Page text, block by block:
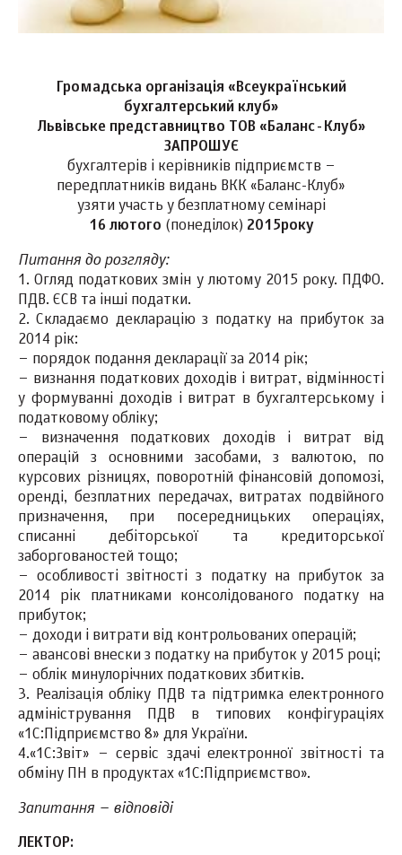
Громадська організація «Всеукраїнський
бухгалтерський клуб»
Львівське представництво ТОВ «Баланс-Клуб»
ЗАПРОШУЄ
бухгалтерів і керівників підприємств –
передплатників видань ВКК «Баланс-Клуб»
узяти участь у безплатному семінарі
16 лютого (понеділок) 2015року
Питання до розгляду:
1. Огляд податкових змін у лютому 2015 року. ПДФО.
ПДВ. ЄСВ та інші податки.
2. Складаємо декларацію з податку на прибуток за
2014 рік:
– порядок подання декларації за 2014 рік;
– визнання податкових доходів і витрат, відмінності
у формуванні доходів і витрат в бухгалтерському і
податковому обліку;
– визначення податкових доходів і витрат від
операцій з основними засобами, з валютою, по
курсових різницях, поворотній фінансовій допомозі,
оренді, безплатних передачах, витратах подвійного
призначення, при посередницьких операціях,
списанні дебіторської та кредиторської
заборгованостей тощо;
– особливості звітності з податку на прибуток за
2014 рік платниками консолідованого податку на
прибуток;
– доходи і витрати від контрольованих операцій;
– авансові внески з податку на прибуток у 2015 році;
– облік минулорічних податкових збитків.
3. Реалізація обліку ПДВ та підтримка електронного
адміністрування ПДВ в типових конфігураціях
«1С:Підприємство 8» для України.
4.«1С:Звіт» – сервіс здачі електронної звітності та
обміну ПН в продуктах «1С:Підприємство».
Запитання – відповіді
ЛЕКТОР: